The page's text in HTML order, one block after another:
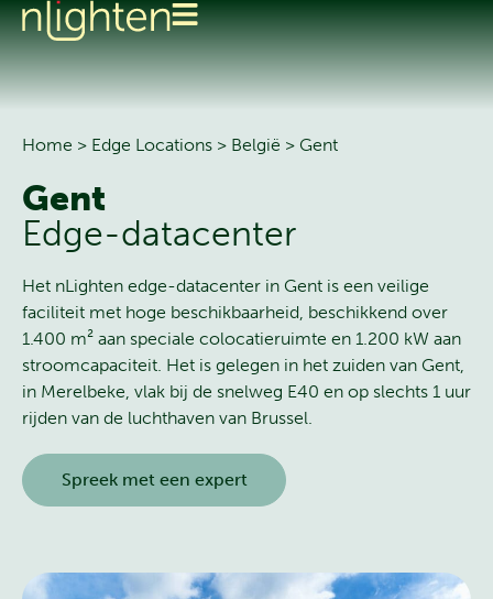
Home > Edge Locations > België > Gent
Gent
Edge-datacenter
Het nLighten edge-datacenter in Gent is een veilige
faciliteit met hoge beschikbaarheid, beschikkend over
1.400 m² aan speciale colocatieruimte en 1.200 kW aan
stroomcapaciteit. Het is gelegen in het zuiden van Gent,
in Merelbeke, vlak bij de snelweg E40 en op slechts 1 uur
rijden van de luchthaven van Brussel.
Spreek met een expert